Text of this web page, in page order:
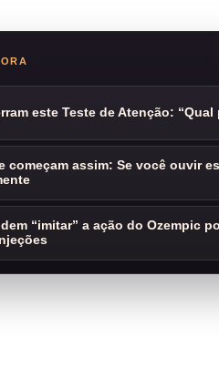
este Teste de Atenção: “Qual
começam assim: Se você ouvir
“imitar” a ação do Ozempic